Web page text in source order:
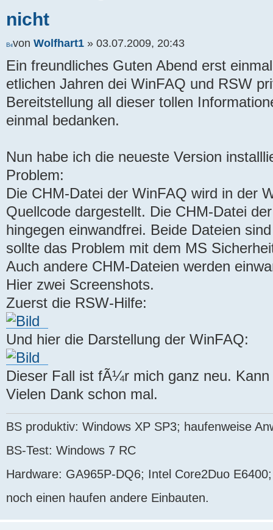
nicht
von Wolfhart1 » 03.07.2009, 20:43
Ein freundliches Guten Abend erst
etlichen Jahren dei WinFAQ und RSW
Bereitstellung all dieser tollen
einmal bedanken.
Nun habe ich die neueste Version
Problem:
Die CHM-Datei der WinFAQ wird in der
Quellcode dargestellt. Die CHM-Datei
hingegen einwandfrei. Beide Dateien
sollte das Problem mit dem MS
Auch andere CHM-Dateien werden
Hier zwei Screenshots.
Zuerst die RSW-Hilfe:
Und hier die Darstellung der WinFAQ:
Dieser Fall ist fÃ¼r mich ganz neu.
Vielen Dank schon mal.
BS produktiv: Windows XP SP3; haufenweise
BS-Test: Windows 7 RC
Hardware: GA965P-DQ6; Intel Core2Duo
noch einen haufen andere Einbauten.